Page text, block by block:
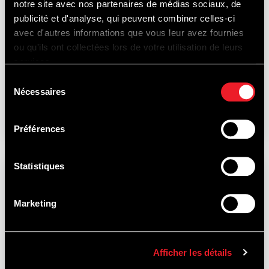
notre site avec nos partenaires de médias sociaux, de
publicité et d'analyse, qui peuvent combiner celles-ci
avec d'autres informations que vous leur avez fournies
ou qu'ils ont collectées lors de votre utilisation de leurs
services.
Nécessaires
Préférences
Statistiques
Marketing
Afficher les détails
Het Belgische horlogemerk
Col&McArthur, gevestigd in de regio
Luik, onthult Francorchamps 1921, een
collectie als eerbetoon aan een van d...